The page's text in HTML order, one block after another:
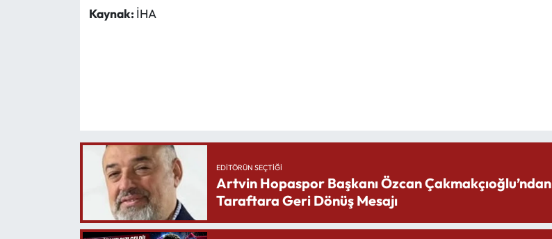
Kaynak: İHA
EDITÖRÜN SEÇTIĞI
Artvin Hopaspor Başkanı Özcan Çakmakçıoğlu’ndan
Taraftara Geri Dönüş Mesajı